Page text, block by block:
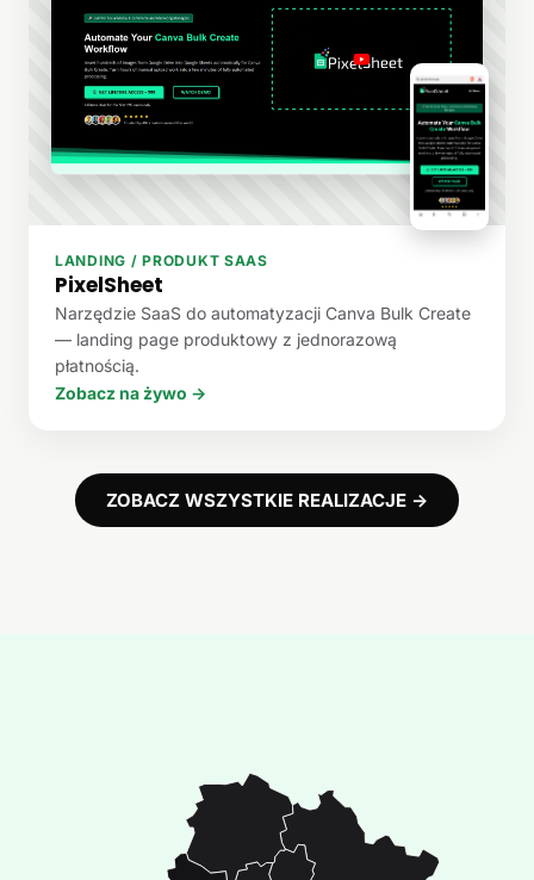
LANDING / PRODUKT SAAS
PixelSheet
Narzędzie SaaS do automatyzacji Canva Bulk Create
— landing page produktowy z jednorazową
płatnością.
Zobacz na żywo →
ZOBACZ WSZYSTKIE REALIZACJE →